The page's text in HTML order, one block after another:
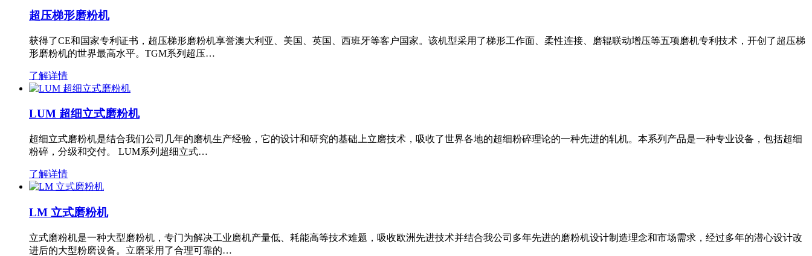
超压梯形磨粉机
获得了CE和国家专利证书，超压梯形磨粉机享誉澳大利亚、美国、英国、西班牙等客户国家。该机型采用了梯形工作面、柔性连接、磨辊联动增压等五项磨机专利技术，开创了超压梯
形磨粉机的世界最高水平。TGM系列超压…
了解详情
LUM 超细立式磨粉机
超细立式磨粉机是结合我们公司几年的磨机生产经验，它的设计和研究的基础上立磨技术，吸收了世界各地的超细粉碎理论的一种先进的轧机。本系列产品是一种专业设备，包括超细
粉碎，分级和交付。 LUM系列超细立式…
了解详情
LM 立式磨粉机
立式磨粉机是一种大型磨粉机，专门为解决工业磨机产量低、耗能高等技术难题，吸收欧洲先进技术并结合我公司多年先进的磨粉机设计制造理念和市场需求，经过多年的潜心设计改
进后的大型粉磨设备。立磨采用了合理可靠的…